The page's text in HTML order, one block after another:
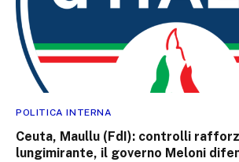
POLITICA INTERNA
Ceuta, Maullu (FdI): controlli
lungimirante, il governo Meloni